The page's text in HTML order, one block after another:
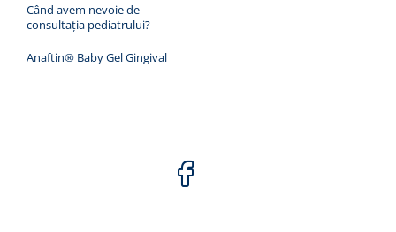
Când avem nevoie de
consultația pediatrului?
Anaftin® Baby Gel Gingival